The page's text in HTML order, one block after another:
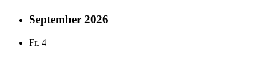
September 2026
Fr. 4